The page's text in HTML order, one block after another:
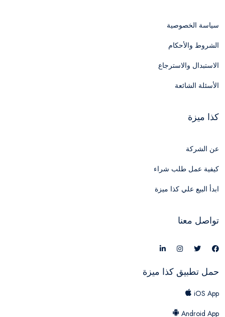
سياسة الخصوصية
الشروط والأحكام
الاستبدال والاسترجاع
الأسئلة الشائعة
كذا ميزة
عن الشركة
كيفية عمل طلب شراء
ابدأ البيع علي كذا ميزة
تواصل معنا
حمل تطبيق كذا ميزة
iOS App
Android App